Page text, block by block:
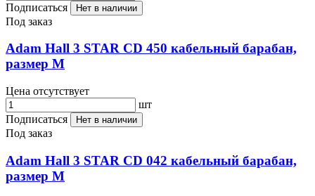
Подписаться
Нет в наличии
Под заказ
Adam Hall 3 STAR CD 450 кабельный барабан,
размер М
Цена отсутствует
шт
Подписаться
Нет в наличии
Под заказ
Adam Hall 3 STAR CD 042 кабельный барабан,
размер М